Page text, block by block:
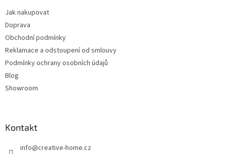
Jak nakupovat
Doprava
Obchodní podmínky
Reklamace a odstoupení od smlouvy
Podmínky ochrany osobních údajů
Blog
Showroom
Kontakt
info@creative-home.cz